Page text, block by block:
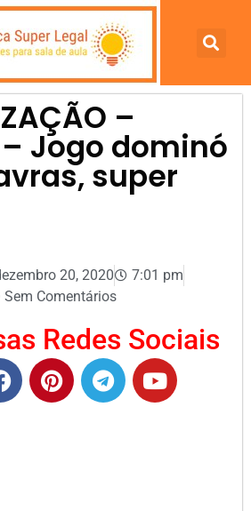
–
– Jogo dominó
super
20, 2020
7:01 pm
Sem Comentários
Redes Sociais